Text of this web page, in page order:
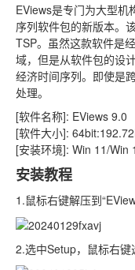
EViews是专门为大型机
序列软件包的新版本。
TSP。虽然这款软件是
域，但是从软件包的设
经济时间序列。即使是
处理。
[软件名称]: EViews 9.0
[软件大小]:
[安装环境]: Win 11/Win
安装教程
1.鼠标右键解压到
2.选中Setup，鼠标右键